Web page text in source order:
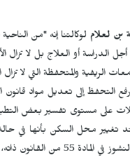
بن لعلام لوكالتنا إنه "من
الدراسة أو العلاج بل لا تزال
الريفية والمتحفظة التي لا
رفع التحفظ إلى تعديل مواد
على مستوى تفسير بعض
تغيير محل السكن بأنها في
على إمكانية الطلاق